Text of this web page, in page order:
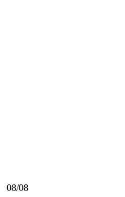
08/08